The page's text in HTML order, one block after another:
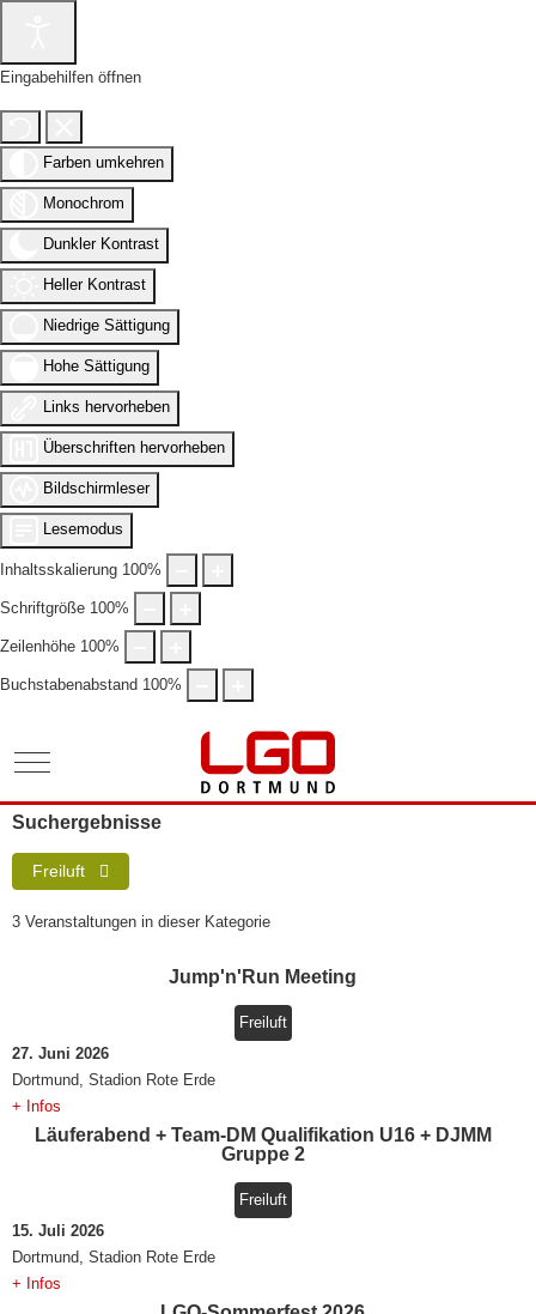
Eingabehilfen öffnen
Farben umkehren
Monochrom
Dunkler Kontrast
Heller Kontrast
Niedrige Sättigung
Hohe Sättigung
Links hervorheben
Überschriften hervorheben
Bildschirmleser
Lesemodus
Inhaltsskalierung 100%
Schriftgröße 100%
Zeilenhöhe 100%
Buchstabenabstand 100%
Mobile Menu Toggle
Suchergebnisse
Freiluft
3 Veranstaltungen in dieser Kategorie
Jump'n'Run Meeting
Freiluft
27. Juni 2026
Dortmund, Stadion Rote Erde
+ Infos
Läuferabend + Team-DM Qualifikation U16 + DJMM
Gruppe 2
Freiluft
15. Juli 2026
Dortmund, Stadion Rote Erde
+ Infos